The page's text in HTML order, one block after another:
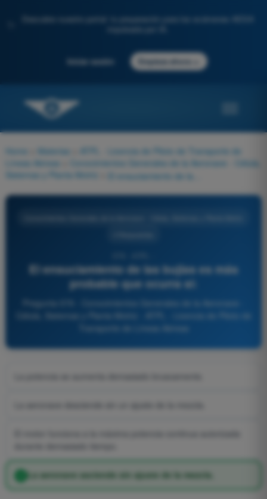
Descubre nuestro portal: tu preparación para los exámenes AESA
Iniciar sesión Empieza ahora
Home Materias
ATPL - Licencia de Piloto de Transporte de
Líneas Aéreas
Conocimientos Generales de la Aeronave - Célula,
Sistemas y Planta Motriz
El ensuciamiento de las bujías es más
probable que ocurra si:
Pregunta 579 - Conocimientos Generales de la Aeronave -
La aeronave asciende sin ajuste de la mezcla.